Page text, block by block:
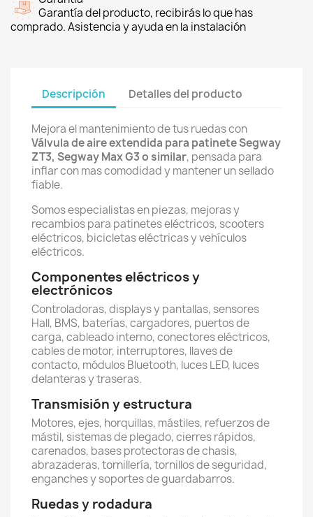
Garantía del producto, recibirás lo que has
comprado. Asistencia y ayuda en la instalación
Descripción Detalles del producto
Mejora el mantenimiento de tus ruedas con
Válvula de aire extendida para patinete Segway
ZT3, Segway Max G3 o similar, pensada para
inflar con mas comodidad y mantener un sellado
fiable.
Somos especialistas en piezas, mejoras y
recambios para patinetes eléctricos, scooters
eléctricos, bicicletas eléctricas y vehículos
eléctricos.
Componentes eléctricos y
electrónicos
Controladoras, displays y pantallas, sensores
Hall, BMS, baterías, cargadores, puertos de
carga, cableado interno, conectores eléctricos,
cables de motor, interruptores, llaves de
contacto, módulos Bluetooth, luces LED, luces
delanteras y traseras.
Transmisión y estructura
Motores, ejes, horquillas, mástiles, refuerzos de
mástil, sistemas de plegado, cierres rápidos,
carenados, bases protectoras de chasis,
abrazaderas, tornillería, tornillos de seguridad,
enganches y soportes de guardabarros.
Ruedas y rodadura